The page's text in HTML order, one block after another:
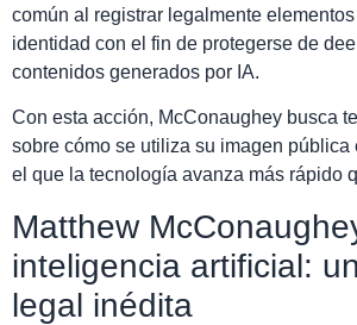
común al registrar legalmente
identidad con el fin de protegerse de
contenidos generados por IA.
Con esta acción, McConaughey busca
sobre cómo se utiliza su imagen pública
el que la tecnología avanza más rápido
Matthew
inteligencia artificial:
legal inédita